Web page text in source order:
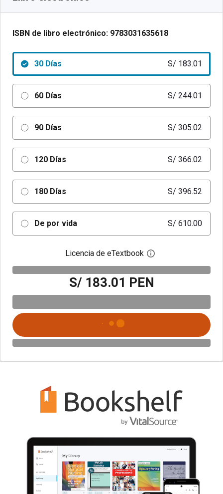
ISBN de libro electrónico: 9783031635618
30 Días S/ 183.01
60 Días S/ 244.01
90 Días S/ 305.02
120 Días S/ 366.02
180 Días S/ 396.52
De por vida S/ 610.00
Licencia de eTextbook Abre el cuadro de
S/ 183.01 PEN